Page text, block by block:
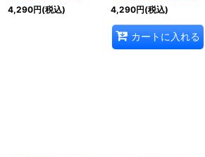
4,290円(税込)
4,290円(税込)
カートに入れる